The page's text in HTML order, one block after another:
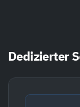
Dedizierter